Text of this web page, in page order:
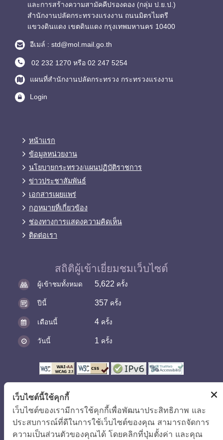
และการสร้างความสามัคคีปรองดอง (กลุ่ม ป.ย.ป.)
สำนักงานปลัดกระทรวงแรงงาน ถนนมิตรไมตรี
แขวงดินแดง เขตดินแดง กรุงเทพมหานคร 10400
อีเมล์ : std@mol.mail.go.th
02 232 1270 หรือ 02 247 5254
แผนที่สำนักงานปลัดกระทรวง กระทรวงแรงงาน
Login
หน้าแรก
ข้อมูลหน่วยงาน
นโยบายกระทรวง/แผนปฏิบัติราชการ
ข่าวประชาสัมพันธ์
เอกสารเผยแพร่
กฏหมายที่เกี่ยวข้อง
ช่องทางการแสดงความคิดเห็น
ติดต่อเรา
สถิติผู้เข้าเยี่ยมชมเว็บไซต์
ผู้เข้าชมทั้งหมด 5,622 ครั้ง
ปีนี้ 357 ครั้ง
เดือนนี้ 4 ครั้ง
วันนี้ 1 ครั้ง
แผนผังเว็บไซต์| คำถามที่พบบ่อย| นโยบายเว็บไซต์|
การปฏิเสธความรับผิด
เว็บไซต์นี้ใช้คุกกี้
เว็บไซต์ของเรามีการใช้คุกกี้เพื่อพัฒนาประสิทธิภาพ และ
ประสบการณ์ที่ดีในการใช้เว็บไซต์ของคุณ สามารถจัดการ
ความเป็นส่วนตัวของคุณได้ โดยคลิกที่ปุ่มตั้งค่า และคุณ